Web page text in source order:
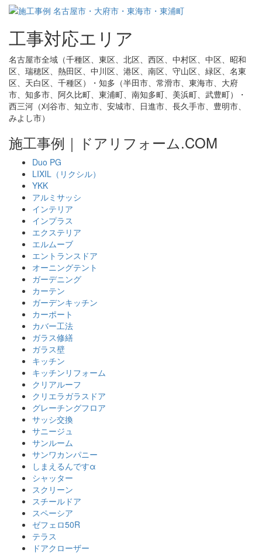
工事対応エリア
名古屋市全域（千種区、東区、北区、西区、中村区、中区、昭和
区、瑞穂区、熱田区、中川区、港区、南区、守山区、緑区、名東
区、天白区、千種区）・知多（半田市、常滑市、東海市、大府
市、知多市、阿久比町、東浦町、南知多町、美浜町、武豊町）・
西三河（刈谷市、知立市、安城市、日進市、長久手市、豊明市、
みよし市）
施工事例｜ドアリフォーム.COM
Duo PG
LIXIL（リクシル）
YKK
アルミサッシ
インテリア
インプラス
エクステリア
エルムーブ
エントランスドア
オーニングテント
ガーデニング
カーテン
ガーデンキッチン
カーポート
カバー工法
ガラス修繕
ガラス壁
キッチン
キッチンリフォーム
クリアルーフ
クリエラガラスドア
グレーチングフロア
サッシ交換
サニージュ
サンルーム
サンワカンパニー
しまえるんですα
シャッター
スクリーン
スチールドア
スペーシア
ゼフェロ50R
テラス
ドアクローザー